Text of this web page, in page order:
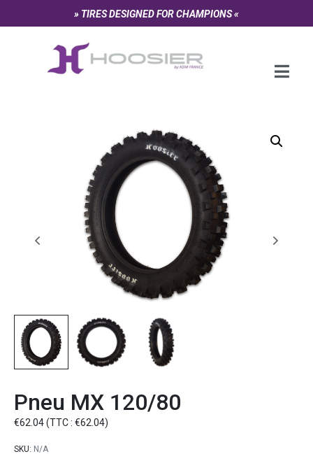
» TIRES DESIGNED FOR CHAMPIONS «
Pneu MX 120/80
€62.04(TTC : €62.04)
SKU: N/A